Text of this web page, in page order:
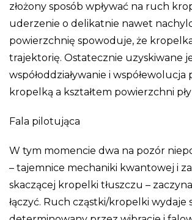
złożony sposób wpływać na ruch
uderzenie o delikatnie nawet
powierzchnię spowoduje, że
trajektorię. Ostatecznie uzyskiwane
współoddziaływanie i współewolucja
kropelką a kształtem powierzchni
Fala pilotująca
W tym momencie dwa na pozór
– tajemnice mechaniki kwantowej i
skaczącej kropelki tłuszczu –
łączyć. Ruch cząstki/kropelki wydaje